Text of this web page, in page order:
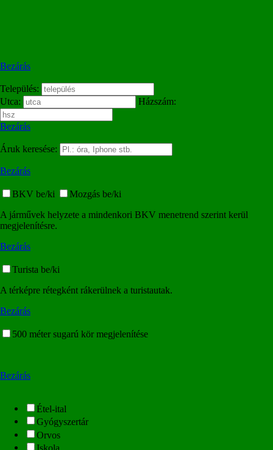
Bezárás
Település:
Utca:
Házszám:
Bezárás
Áruk keresése:
Bezárás
BKV be/ki
Mozgás be/ki
A járművek helyzete a mindenkori BKV menetrend szerint kerül
megjelenítésre.
Bezárás
Turista be/ki
A térképre rétegként rákerülnek a turistautak.
Bezárás
500 méter sugarú kör megjelenítése
Bezárás
Étel-ital
Gyógyszertár
Orvos